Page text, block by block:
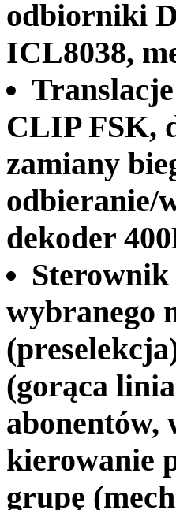
odbiorniki
ICL8038,
CLIP FSK,
zamiany
odbieranie/
dekoder
Sterownik
wybranego
(gorąca
kierowanie
grupę